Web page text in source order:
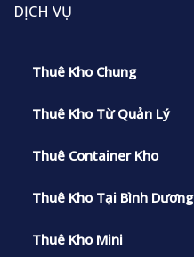
DỊCH VỤ
Thuê Kho Chung
Thuê Kho Từ Quản Lý
Thuê Container Kho
Thuê Kho Tại Bình Dương
Thuê Kho Mini